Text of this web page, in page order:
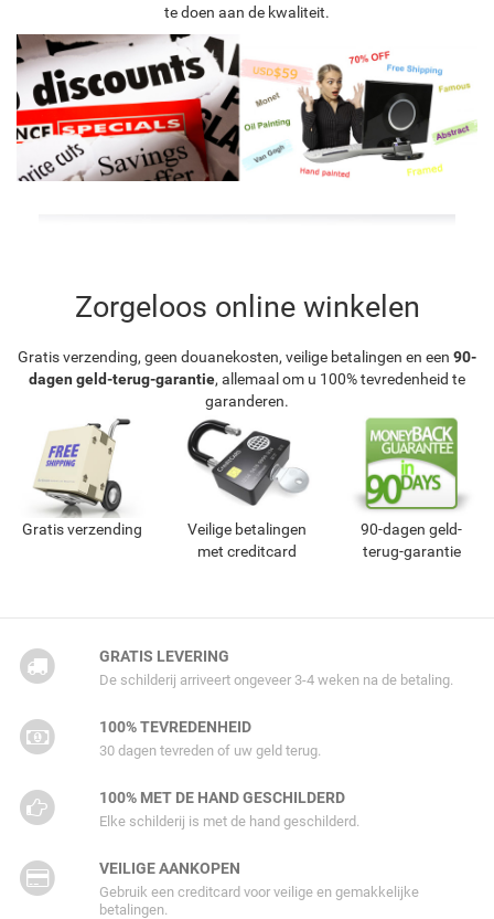
te doen aan de kwaliteit.
Zorgeloos online winkelen
Gratis verzending, geen douanekosten, veilige betalingen en een 90-
dagen geld-terug-garantie, allemaal om u 100% tevredenheid te
garanderen.
Gratis verzending
Veilige betalingen
met creditcard
90-dagen geld-
terug-garantie
GRATIS LEVERING
De schilderij arriveert ongeveer 3-4 weken na de betaling.
100% TEVREDENHEID
30 dagen tevreden of uw geld terug.
100% MET DE HAND GESCHILDERD
Elke schilderij is met de hand geschilderd.
VEILIGE AANKOPEN
Gebruik een creditcard voor veilige en gemakkelijke
betalingen.